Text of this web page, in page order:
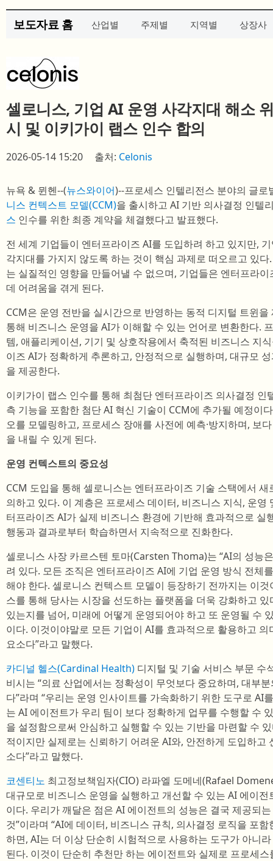
보도자료 홈 산업별 주제별 지역별 상장사
셀로니스, 기업 AI 운영 사각지대 해소
시 및 이키가이 랩스 인수 합의
2026-05-14 15:20 출처: Celonis
뉴욕 & 뮌헨--(뉴스와이어)--프로세스 인텔리전스 분야의 글
니스 컨텍스트 모델(CCM)을 출시하고 AI 기반 의사결정 인텔
스 인수를 위한 최종 계약을 체결했다고 발표했다.
전 세계 기업들이 엔터프라이즈 AI를 도입하려 하고 있지만,
각지대를 가지지 않도록 하는 것이 핵심 과제로 떠오르고 있
는 실질적인 영향을 만들어낼 수 없으며, 기업들은 엔터프라
데 어려움을 겪게 된다.
CCM은 운영 전반을 실시간으로 반영하는 동적 디지털 트윈
통해 비즈니스 운영을 AI가 이해할 수 있는 언어로 변환한다.
템, 애플리케이션, 기기 및 상호작용에서 축적된 비즈니스 지
이즈 AI가 정확하게 추론하고, 안정적으로 실행하며, 대규모
을 제공한다.
이키가이 랩스 인수를 통해 최첨단 엔터프라이즈 의사결정 인
측 기능을 포함한 첨단 AI 혁신 기술이 CCM에 추가될 예정이
오를 모델링하고, 프로세스 장애를 사전에 예측·방지하며, 보
을 내릴 수 있게 된다.
운영 컨텍스트의 중요성
CCM 도입을 통해 셀로니스는 엔터프라이즈 기술 스택에서 새
의하고 있다. 이 계층은 프로세스 데이터, 비즈니스 지식, 운
터프라이즈 AI가 실제 비즈니스 환경에 기반해 효과적으로 실
행동과 결과로부터 학습하면서 지속적으로 진화한다.
셀로니스 사장 카르스텐 토마(Carsten Thoma)는 “AI의 성능
려 있다. 모든 조직은 엔터프라이즈 AI에 기업 운영 방식 전체
해야 한다. 셀로니스 컨텍스트 모델이 등장하기 전까지는 이
스를 통해 당사는 시장을 선도하는 플랫폼을 더욱 강화하고
있는지를 넘어, 미래에 어떻게 운영되어야 하고 또 운영될 수
이다. 이것이야말로 모든 기업이 AI를 효과적으로 활용하고
요소다”라고 말했다.
카디널 헬스(Cardinal Health) 디지털 및 기술 서비스 부문 수
비시는 “의료 산업에서는 정확성이 무엇보다 중요하며, 대부
다”라며 “우리는 운영 인사이트를 가속화하기 위한 도구로 AI
는 AI 에이전트가 우리 팀이 보다 정확하게 업무를 수행할 수
을 설정함으로써 안심하고 실행할 수 있는 기반을 마련할 수
적이지만 실제로는 신뢰하기 어려운 AI와, 안전하게 도입하고
소다”라고 말했다.
코센티노 최고정보책임자(CIO) 라파엘 도메네(Rafael
대규모로 비즈니스 운영을 실행하고 개선할 수 있는 AI 에이
이다. 우리가 깨달은 점은 AI 에이전트의 성능은 결국 제공되
것”이라며 “AI에 데이터, 비즈니스 규칙, 의사결정 로직을 포
하면, AI는 더 이상 단순히 시험적으로 사용하는 도구가 아니
된다. 이것이 단순히 추천만 하는 에이전트와 실제로 프로세